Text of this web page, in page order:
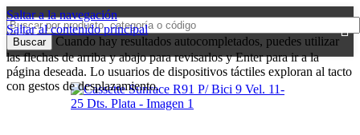
Saltar a la navegación
Saltar al contenido principal
MENÚ
Buscar
Cuando hay resultados autocompletados, puedes utilizar
las flechas de arriba y abajo para revisarlos y Enter para ir a la
página deseada. Lo usuarios de dispositivos táctiles exploran al tacto
con gestos de desplazamiento.